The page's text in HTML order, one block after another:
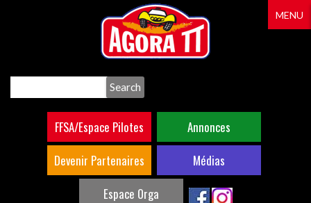
FFSA/Espace Pilotes
Annonces
Devenir Partenaires
Médias
Espace Orga
MENU